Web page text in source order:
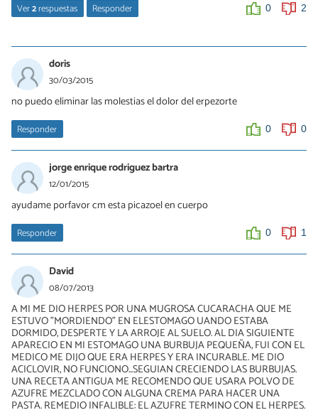
Ver2respuestas Responder 0 2
Vane: yo también lo tuve y en la cara, probé de todo, pero la
picazón me la saco la maizena, aplicar varias veces con una gasa y
dejarla como si fuera un talco, espero que te ayude.-
0 1
Fer
14/03/2016
Tienes que tomar mucha agua de 2 a 3 litros de agua por dia,
formas) te tranquilizante, manzanilla, marcela Tambien come
queso ( un pedazo) diario.. No consumas chololate! No tomate!
No arroz!
doris
30/03/2015
no puedo eliminar las molestias el dolor del erpezorte
Responder 0 0
jorge enrique rodriguez bartra
12/01/2015
ayudame porfavor cm esta picazoel en cuerpo
Responder 0 1
David
08/07/2013
A MI ME DIO HERPES POR UNA MUGROSA CUCARACHA QUE ME
ESTUVO "MORDIENDO" EN ELESTOMAGO UANDO ESTABA
DORMIDO, DESPERTE Y LA ARROJE AL SUELO. AL DIA SIGUIENTE
APARECIO EN MI ESTOMAGO UNA BURBUJA PEQUEÑA, FUI CON EL
MEDICO ME DIJO QUE ERA HERPES Y ERA INCURABLE. ME DIO
ACICLOVIR, NO FUNCIONO...SEGUIAN CRECIENDO LAS BURBUJAS.
UNA RECETA ANTIGUA ME RECOMENDO QUE USARA POLVO DE
AZUFRE MEZCLADO CON ALGUNA CREMA PARA HACER UNA
PASTA. REMEDIO INFALIBLE: EL AZUFRE TERMINO CON EL HERPES.